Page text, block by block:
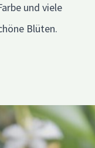
und viele
Blüten.